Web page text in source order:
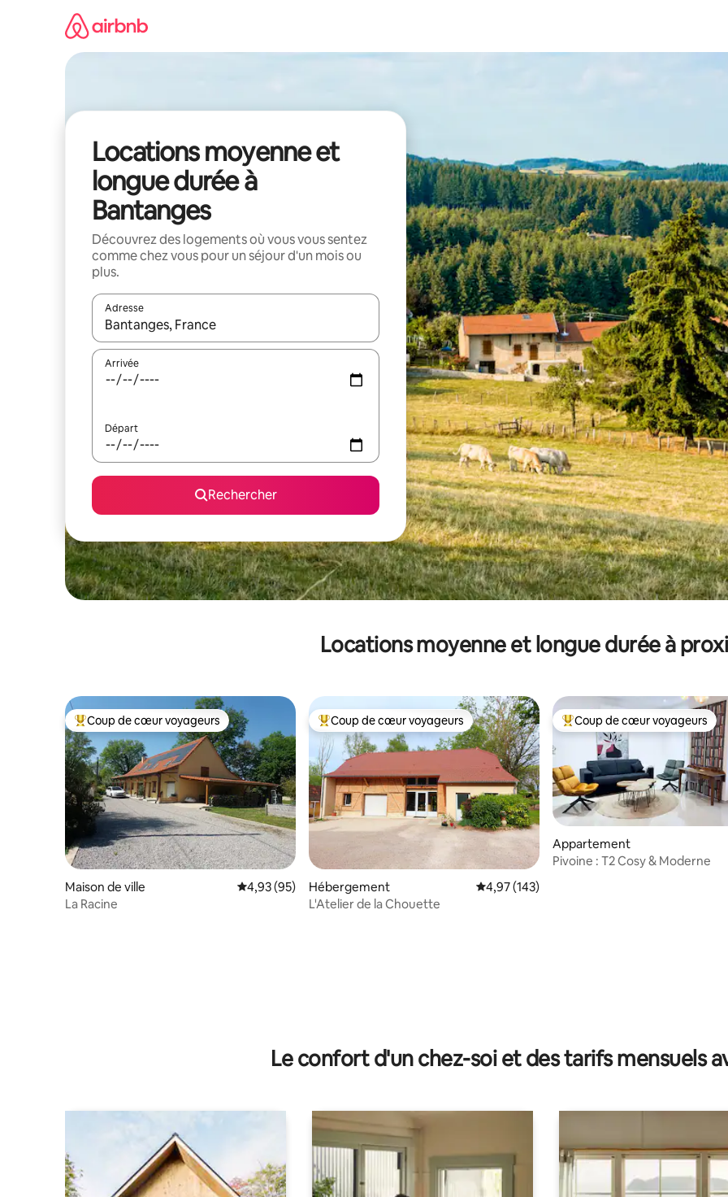
Locations moyenne et
longue durée à
Bantanges
Découvrez des logements où vous vous sentez
comme chez vous pour un séjour d'un mois ou
plus.
Adresse
Lorsque les résultats s'affichent, utilisez les flèches vers le haut et vers le bas pour les parcourir ou en appuyant et en
Arrivée
Départ
Rechercher
Locations moyenne et longue durée à
Coups de cœur voyageurs les plus appréciés
Coup de cœur voyageurs
Maison de ville Évaluation moyenne sur la base de 95 commentaires : 4,93 sur 5
4,93 (95)
La Racine
Coups de cœur voyageurs les plus appréciés
Coup de cœur voyageurs
Hébergement Évaluation moyenne sur la base de 143
4,97 (143)
L'Atelier de la Chouette
Coups de cœur voyageurs les
Coup de cœur voyageurs
Appartement
Pivoine : T2 Cosy & Moderne
Le confort d'un chez-soi et des tarifs mensuels